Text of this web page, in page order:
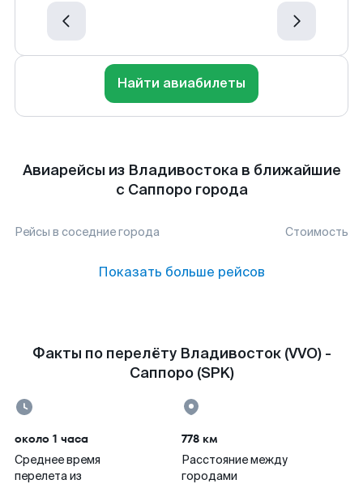
Найти авиабилеты
Авиарейсы из Владивостока в ближайшие
с Саппоро города
Рейсы в соседние города Стоимость
Показать больше рейсов
Факты по перелёту Владивосток (VVO) -
Саппоро (SPK)
около 1 часа
Среднее время
перелета из
778 км
Расстояние между
городами